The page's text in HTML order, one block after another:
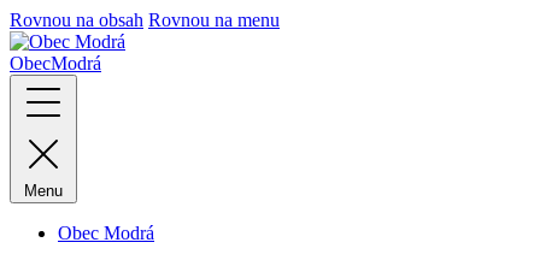
Rovnou na obsah Rovnou na menu
ObecModrá
Menu
Obec Modrá